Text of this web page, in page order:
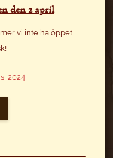
den 2 april
vi inte ha öppet.
2024